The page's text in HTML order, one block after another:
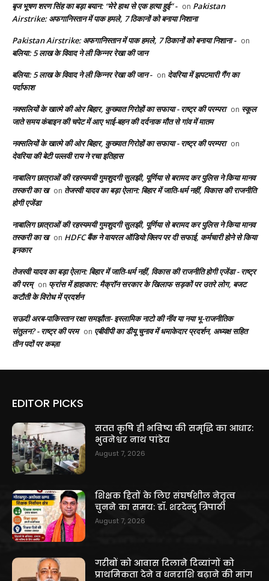
बृज भूषण शरण सिंह का बड़ा बयान: “मेरे हाथ से एक हत्या हुई” - on Pakistan
Airstrike: अफगानिस्तान में पाक हमले, 7 ठिकानों को बनाया निशाना
Pakistan Airstrike: अफगानिस्तान में पाक हमले, 7 ठिकानों को बनाया निशाना - on
बलिया: 5 लाख के विवाद ने ली किन्नर रेखा की जान
बलिया: 5 लाख के विवाद ने ली किन्नर रेखा की जान - on देवरिया में झपटमारी गैंग का
पर्दाफाश
नक्सलियों के खात्मे की ओर बिहार, कुख्यात गिरोहों का सफाया - राष्ट्र की परम्परा on स्कूल
जाते समय कंबाइन की चपेट में आए भाई-बहन की दर्दनाक मौत से गांव में मातम
नक्सलियों के खात्मे की ओर बिहार, कुख्यात गिरोहों का सफाया - राष्ट्र की परम्परा on
देवरिया की बेटी पल्लवी राय ने रचा इतिहास
नाबालिग छात्राओं की रहस्यमयी गुमशुदगी सुलझी, पूर्णिया से बरामद कर पुलिस ने किया मानव
तस्करी का ख on तेजस्वी यादव का बड़ा ऐलान: बिहार में जाति-धर्म नहीं, विकास की राजनीति
होगी एजेंडा
नाबालिग छात्राओं की रहस्यमयी गुमशुदगी सुलझी, पूर्णिया से बरामद कर पुलिस ने किया मानव
तस्करी का ख on HDFC बैंक ने वायरल ऑडियो क्लिप पर दी सफाई, कर्मचारी होने से किया
इनकार
तेजस्वी यादव का बड़ा ऐलान: बिहार में जाति-धर्म नहीं, विकास की राजनीति होगी एजेंडा - राष्ट्र
की परम् on फ्रांस में हाहाकार: मैक्रॉन सरकार के खिलाफ सड़कों पर उतरे लोग, बजट
कटौती के विरोध में प्रदर्शन
सऊदी अरब-पाकिस्तान रक्षा समझौता- इस्लामिक नाटो की नींव या नया भू-राजनीतिक
संतुलन? - राष्ट्र की परम on एबीवीपी का डीयू चुनाव में धमाकेदार प्रदर्शन, अध्यक्ष सहित
तीन पदों पर कब्ज़ा
EDITOR PICKS
सतत कृषि ही भविष्य की समृद्धि का आधार:
भुवनेश्वर नाथ पांडेय
August 7, 2026
शिक्षक हितों के लिए संघर्षशील नेतृत्व
चुनने का समय: डॉ. शरदेन्दु त्रिपाठी
August 7, 2026
गरीबों को आवास दिलाने दिव्यांगों को
प्राथमिकता देने व धनराशि बढ़ाने की मांग